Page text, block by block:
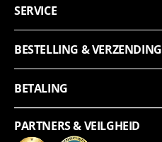
SERVICE
BESTELLING & VERZENDING
BETALING
PARTNERS & VEILGHEID